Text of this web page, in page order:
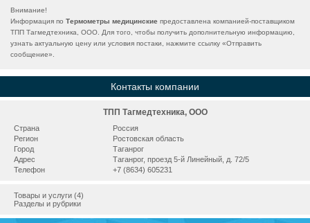
Внимание!
Информация по Термометры медицинские предоставлена компанией-поставщиком
ТПП Тагмедтехника, ООО. Для того, чтобы получить дополнительную информацию,
узнать актуальную цену или условия постаки, нажмите ссылку «Отправить
сообщение».
Контакты компании
ТПП Тагмедтехника, ООО
Страна
Россия
Регион
Ростовская область
Город
Таганрог
Адрес
Таганрог, проезд 5-й Линейный, д. 72/5
Телефон
+7 (8634) 605231
Товары и услуги (4)
Разделы и рубрики